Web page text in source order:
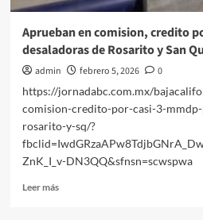
Congreso
la
Unión.
Aprueban en comision, credito
desaladoras de Rosarito y San
admin febrero 5, 2026
0
https://jornadabc.com.mx/
comision-credito-por-casi-3-mmdp-
rosarito-y-sq/?
ZnK_I_v-DN3QQ&sfnsn=scwspwa
Leer másLeer